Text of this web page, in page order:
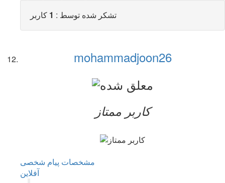
تشکر شده توسط : 1 کاربر
mohammadjoon26
کاربر ممتاز
مشخصات پیام شخصی
آفلاين